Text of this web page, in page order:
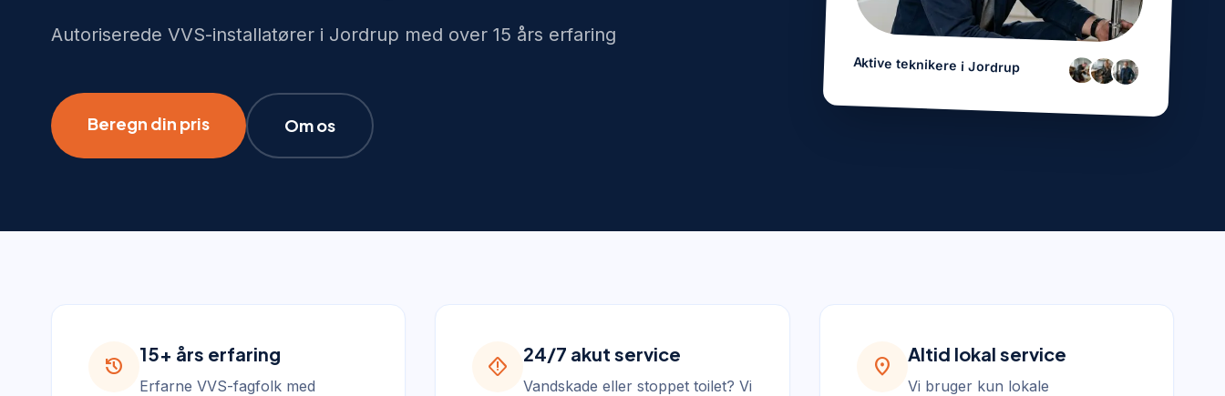
Autoriserede VVS-installatører i Jordrup med over 15 års erfaring
Beregn din pris Om os
Aktive teknikere iJordrup
history
15+ års erfaring
Erfarne VVS-fagfolk med
emergency_home
24/7 akut service
Vandskade eller stoppet toilet? Vi
location_on
Altid lokal service
Vi bruger kun lokale